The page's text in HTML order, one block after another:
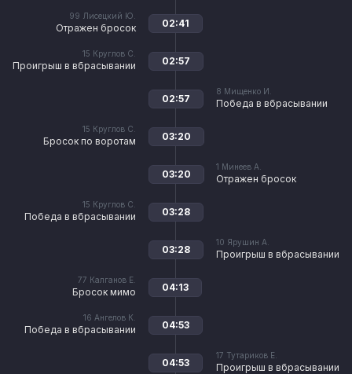
99 Лисецкий Ю.
Отражен бросок 02:41
15 Круглов С.
Проигрыш в вбрасывании 02:57
8 Мищенко И.
Победа в вбрасывании
02:57
15 Круглов С.
Бросок по воротам 03:20
1 Минеев А.
Отражен бросок
03:20
15 Круглов С.
Победа в вбрасывании 03:28
10 Ярушин А.
Проигрыш в вбрасывании
03:28
77 Калганов Е.
Бросок мимо 04:13
16 Ангелов К.
Победа в вбрасывании 04:53
17 Тутариков Е.
Проигрыш в вбрасывании
04:53